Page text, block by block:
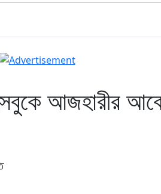
আজহারীর